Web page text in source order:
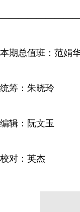
本期总值班：范娟
统筹：朱晓玲
编辑：阮文玉
校对：英杰